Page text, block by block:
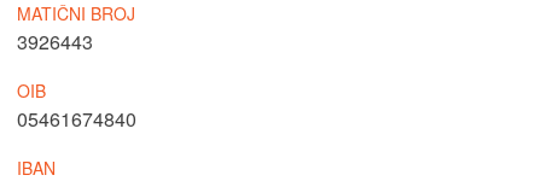
MATIČNI BROJ
3926443
OIB
05461674840
IBAN